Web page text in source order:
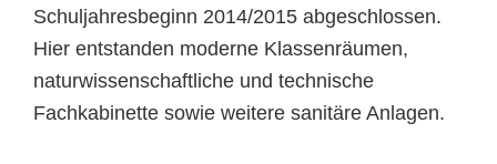
Schuljahresbeginn 2014/2015 abgeschlossen.
Hier entstanden moderne Klassenräumen,
naturwissenschaftliche und technische
Fachkabinette sowie weitere sanitäre Anlagen.